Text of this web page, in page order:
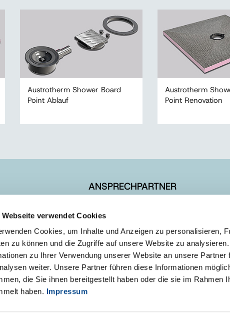
Webseite verwendet Cookies
Cookies, um Inhalte und Anzeigen zu personalisieren,
zu können und die Zugriffe auf unsere Website zu
zu Ihrer Verwendung unserer Website an unsere
weiter. Unsere Partner führen diese Informationen
die Sie ihnen bereitgestellt haben oder die sie im Rahmen
haben. Impressum
Austrotherm Shower Board
Point Ablauf
Austrotherm
Point Renovation
ANSPRECHPARTNER